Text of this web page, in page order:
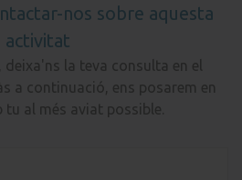
nos sobre aquesta
activitat
la teva consulta en el
a continuació, ens posarem en
al més aviat possible.